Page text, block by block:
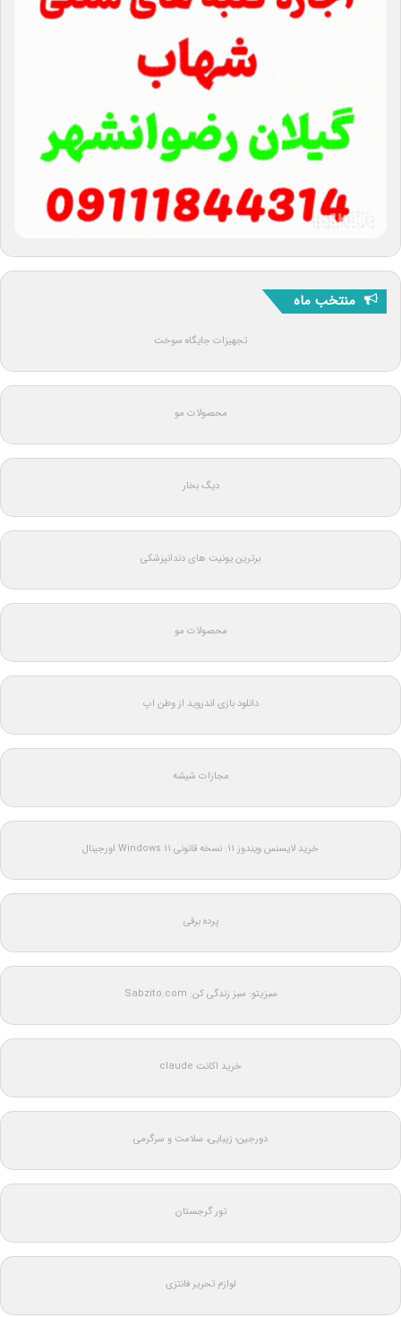
منتخب ماه
تجهیزات جایگاه سوخت
محصولات مو
دیگ بخار
برترین یونیت های دندانپزشکی
محصولات مو
دانلود بازی اندروید از وطن اپ
مجازات شیشه
خرید لایسنس ویندوز 11: نسخه قانونی Windows 11 اورجینال
پرده برقی
سبزیتو: سبز زندگی کن: Sabzito.com
خرید اکانت claude
دورجین؛ زیبایی، سلامت و سرگرمی
تور گرجستان
لوازم تحریر فانتزی